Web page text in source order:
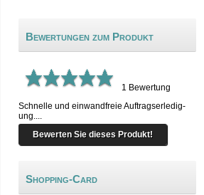
Bewertungen zum Produkt
1 Bewertung
Schnelle und einwandfreie Auftragserledig-
ung....
Bewerten Sie dieses Produkt!
Shopping-Card